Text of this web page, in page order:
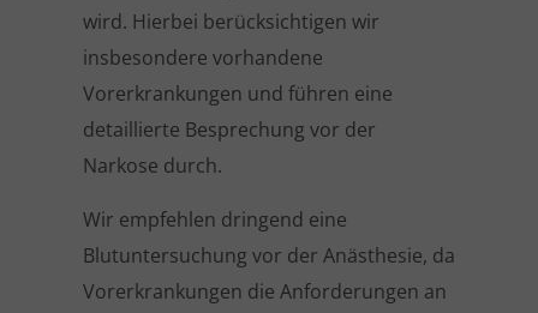
wird. Hierbei berücksichtigen wir
insbesondere vorhandene
Vorerkrankungen und führen eine
detaillierte Besprechung vor der
Narkose durch.
Wir empfehlen dringend eine
Blutuntersuchung vor der Anästhesie, da
Vorerkrankungen die Anforderungen an